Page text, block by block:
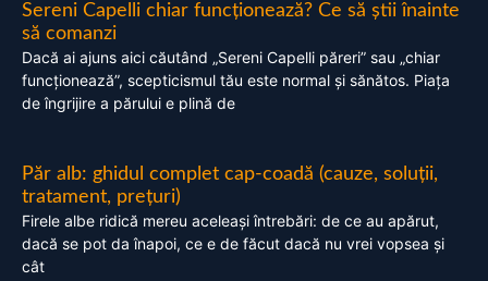
Sereni Capelli chiar funcționează? Ce să știi înainte
să comanzi
Dacă ai ajuns aici căutând „Sereni Capelli păreri” sau „chiar
funcționează”, scepticismul tău este normal și sănătos. Piața
de îngrijire a părului e plină de
Păr alb: ghidul complet cap-coadă (cauze, soluții,
tratament, prețuri)
Firele albe ridică mereu aceleași întrebări: de ce au apărut,
dacă se pot da înapoi, ce e de făcut dacă nu vrei vopsea și
cât